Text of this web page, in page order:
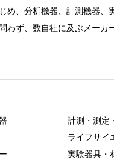
め、分析機器、計測機器、
わず、数自社に及ぶメーカ
計測・測定
ライフサイ
実験器具・